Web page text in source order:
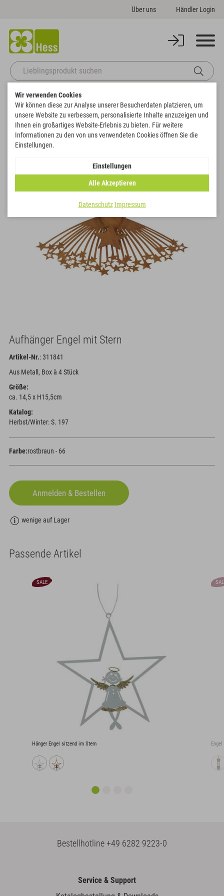
Über uns Händler Login
Startseite Deko Weihnachten
Zurück zur Artikelübersicht
SALE
Aufhänger Engel mit Stern
Artikel-Nr.: 311841
Aus Metall, Box à 4 Stück
Größe:
ca. 14,5 x H15,5cm
Katalog:
Herbst/Winter: S. 197
Farbe:rostbraun - 66
wenige auf Lager
Passende Artikel
SALE
Hänger Engel sitzend im Stern
Bestellhotline+49 6282 9223-0
Service & Support
Wir verwenden Cookies
Wir können diese zur Analyse unserer Besucherdaten platzieren, um
unsere Website zu verbessern, personalisierte Inhalte anzuzeigen und
Ihnen ein großartiges Website-Erlebnis zu bieten. Für weitere
Informationen zu den von uns verwendeten Cookies öffnen Sie die
Einstellungen.
Einstellungen
Alle Akzeptieren
Datenschutz Impressum